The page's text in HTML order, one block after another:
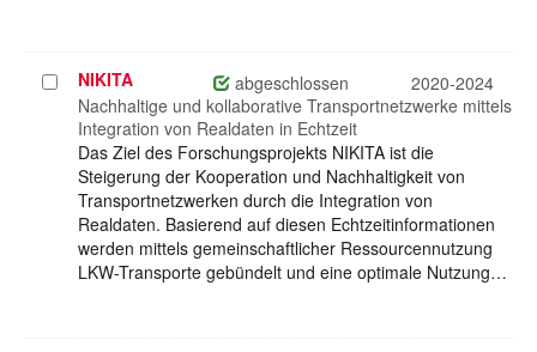
Projekt
auswählen
NIKITA abgeschlossen
2020-2024
Nachhaltige und kollaborative Transportnetzwerke mittels
Integration von Realdaten in Echtzeit
Das Ziel des Forschungsprojekts NIKITA ist die
Steigerung der Kooperation und Nachhaltigkeit von
Transportnetzwerken durch die Integration von
Realdaten. Basierend auf diesen Echtzeitinformationen
werden mittels gemeinschaftlicher Ressourcennutzung
LKW-Transporte gebündelt und eine optimale Nutzung…